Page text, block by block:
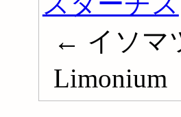
← イソマ
Limonium